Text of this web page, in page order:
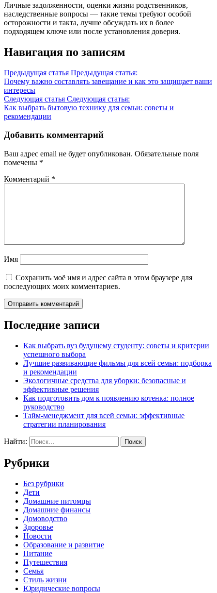
Личные задолженности, оценки жизни родственников,
наследственные вопросы — такие темы требуют особой
осторожности и такта, лучше обсуждать их в более
подходящем ключе или после установления доверия.
Навигация по записям
Предыдущая статья Предыдущая статья:
Почему важно составлять завещание и как это защищает ваши
интересы
Следующая статья Следующая статья:
Как выбрать бытовую технику для семьи: советы и
рекомендации
Добавить комментарий
Ваш адрес email не будет опубликован. Обязательные поля
помечены *
Комментарий *
Имя
Сохранить моё имя и адрес сайта в этом браузере для
последующих моих комментариев.
Последние записи
Как выбрать вуз будущему студенту: советы и критерии
успешного выбора
Лучшие развивающие фильмы для всей семьи: подборка
и рекомендации
Экологичные средства для уборки: безопасные и
эффективные решения
Как подготовить дом к появлению котенка: полное
руководство
Тайм-менеджмент для всей семьи: эффективные
стратегии планирования
Найти:
Рубрики
Без рубрики
Дети
Домашние питомцы
Домашние финансы
Домоводство
Здоровье
Новости
Образование и развитие
Питание
Путешествия
Семья
Стиль жизни
Юридические вопросы